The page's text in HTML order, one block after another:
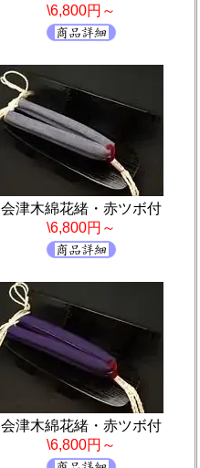
\6,800円～
会津木綿花緒・赤ツボ付
\6,800円～
会津木綿花緒・赤ツボ付
\6,800円～